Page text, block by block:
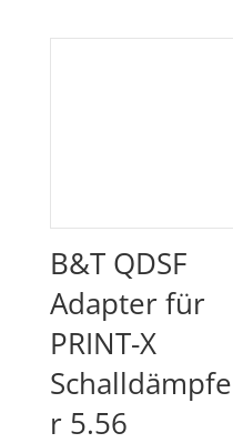
B&T QDSF
Adapter für
PRINT-X
Schalldämpfe
r 5.56